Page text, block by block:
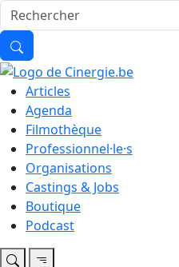
Articles
Agenda
Filmothèque
Professionnel·le·s
Organisations
Castings & Jobs
Boutique
Podcast